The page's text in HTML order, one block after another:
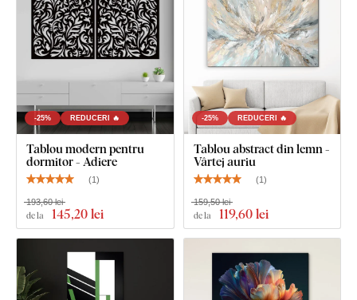
-25% REDUCERI 🔥
Tablou modern pentru
dormitor - Adiere
(1 )
de la 145,20 lei
193,60 lei
-25% REDUCERI 🔥
Tablou abstract din lemn -
Vârtej auriu
(1 )
de la 119,60 lei
159,50 lei